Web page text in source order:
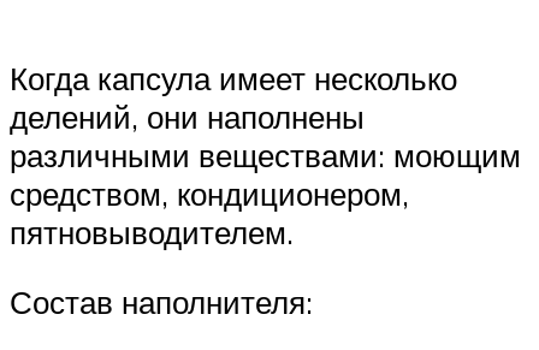
Когда капсула имеет несколько
делений, они наполнены
различными веществами: моющим
средством, кондиционером,
пятновыводителем.
Состав наполнителя: